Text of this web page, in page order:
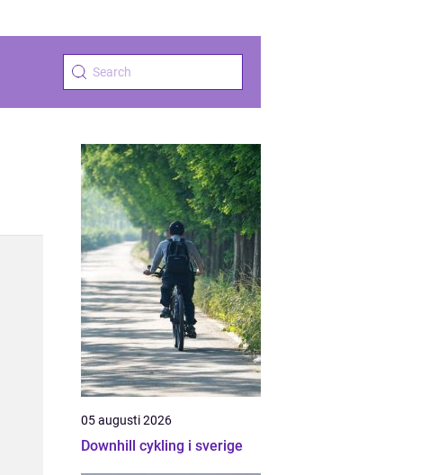
05 augusti 2026
Downhill cykling i sverige